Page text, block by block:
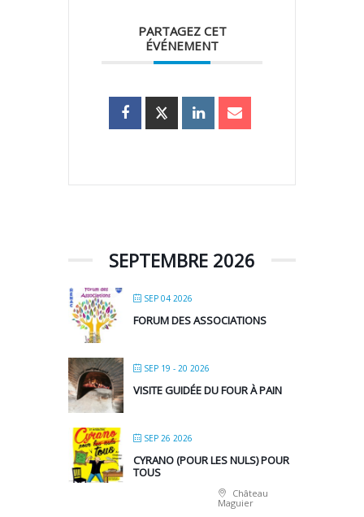
PARTAGEZ CET
ÉVÉNEMENT
SEPTEMBRE 2026
SEP 04 2026
FORUM DES ASSOCIATIONS
SEP 19 - 20 2026
VISITE GUIDÉE DU FOUR À PAIN
SEP 26 2026
CYRANO (POUR LES NULS) POUR
TOUS
Château
Maguier